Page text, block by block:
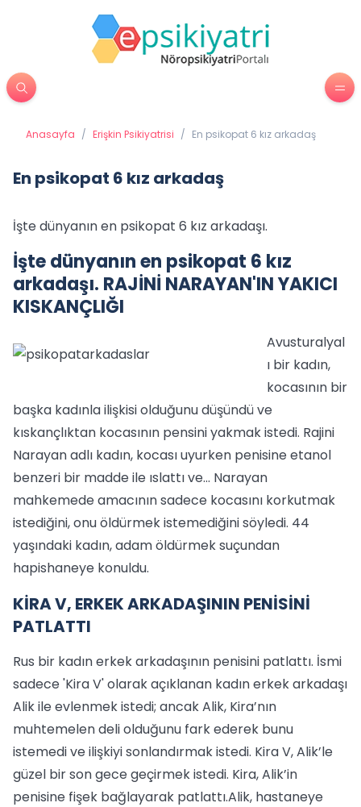
Anasayfa / Erişkin Psikiyatrisi / En psikopat 6 kız arkadaş
En psikopat 6 kız arkadaş
İşte dünyanın en psikopat 6 kız arkadaşı.
İşte dünyanın en psikopat 6 kız
arkadaşı. RAJİNİ NARAYAN'IN YAKICI
KISKANÇLIĞI
Avusturalyal
ı bir kadın,
kocasının bir
başka kadınla ilişkisi olduğunu düşündü ve
kıskançlıktan kocasının pensini yakmak istedi. Rajini
Narayan adlı kadın, kocası uyurken penisine etanol
benzeri bir madde ile ıslattı ve... Narayan
mahkemede amacının sadece kocasını korkutmak
istediğini, onu öldürmek istemediğini söyledi. 44
yaşındaki kadın, adam öldürmek suçundan
hapishaneye konuldu.
KİRA V, ERKEK ARKADAŞININ PENİSİNİ
PATLATTI
Rus bir kadın erkek arkadaşının penisini patlattı. İsmi
sadece 'Kira V' olarak açıklanan kadın erkek arkadaşı
Alik ile evlenmek istedi; ancak Alik, Kira’nın
muhtemelen deli olduğunu fark ederek bunu
istemedi ve ilişkiyi sonlandırmak istedi. Kira V, Alik’le
güzel bir son gece geçirmek istedi. Kira, Alik’in
penisine fişek bağlayarak patlattı.Alik, hastaneye